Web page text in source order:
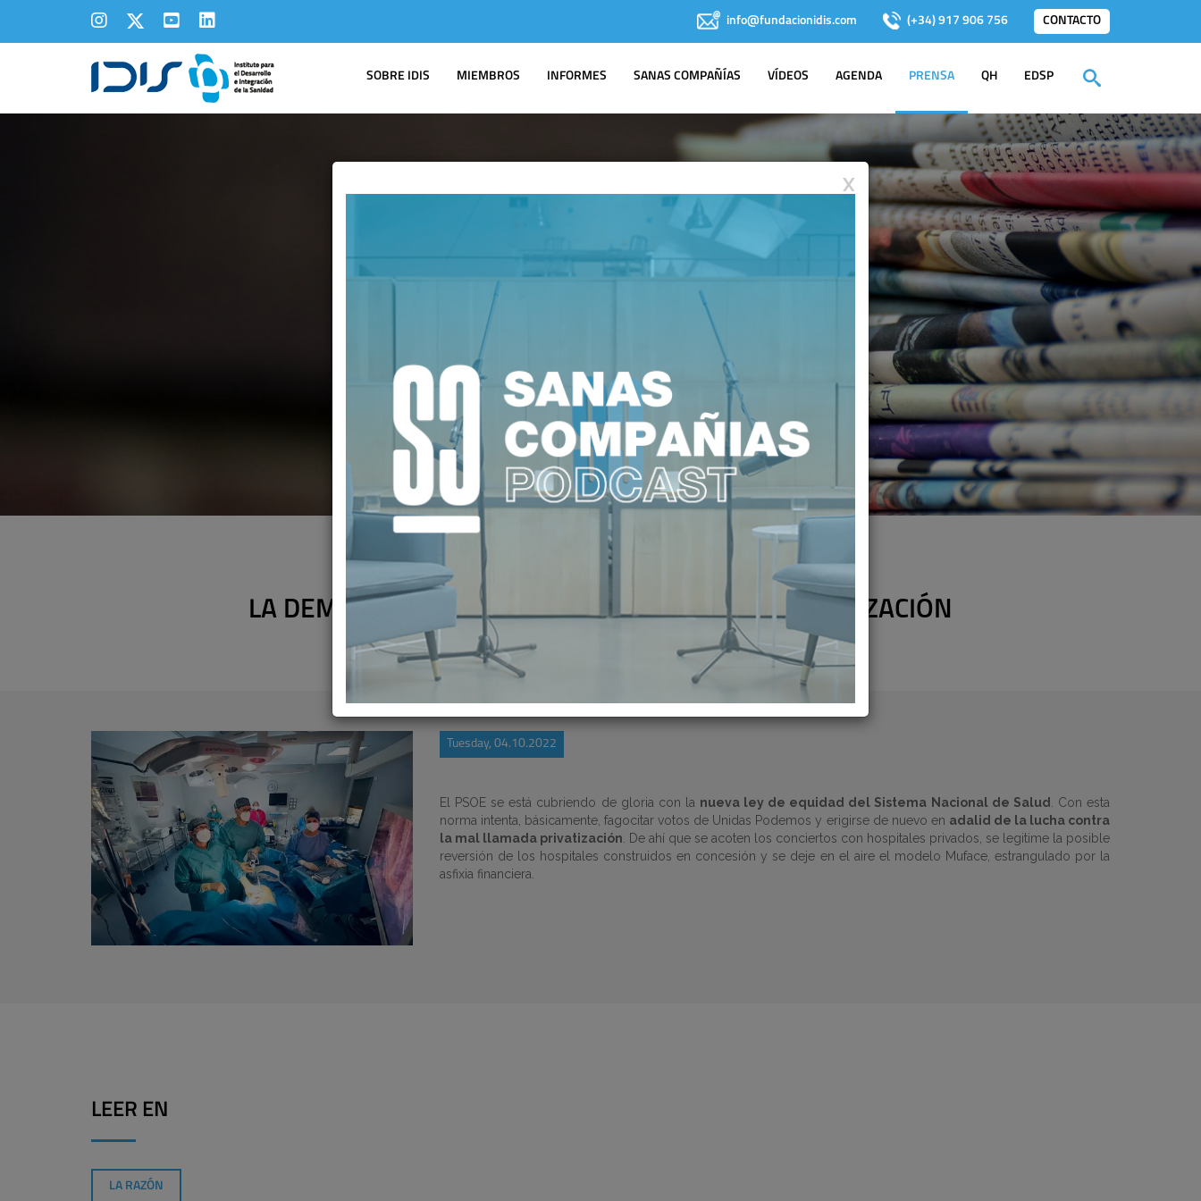
info@fundacionidis.com (+34) 917 906 756 CONTACTO
SOBRE IDIS MIEMBROS INFORMES SANAS COMPAÑÍAS VÍDEOS AGENDA PRENSA QH EDSP
IDIS EN LOS MEDIOS
LA DEMAGOGA LUCHA DEL PSOE CONTRA LA PRIVATIZACIÓN
Tuesday, 04.10.2022
El PSOE se está cubriendo de gloria con la nueva ley de equidad del Sistema Nacional de Salud
. Con esta
norma intenta, básicamente, fagocitar votos de Unidas Podemos y erigirse de nuevo en adalid de la lucha contra
la mal llamada privatización . De ahí que se acoten los conciertos con hospitales privados, se legitime la posible
reversión de los hospitales construidos en concesión y se deje en el aire el modelo Muface, estrangulado por la
asfixia financiera.
LEER EN
LA RAZÓN
X